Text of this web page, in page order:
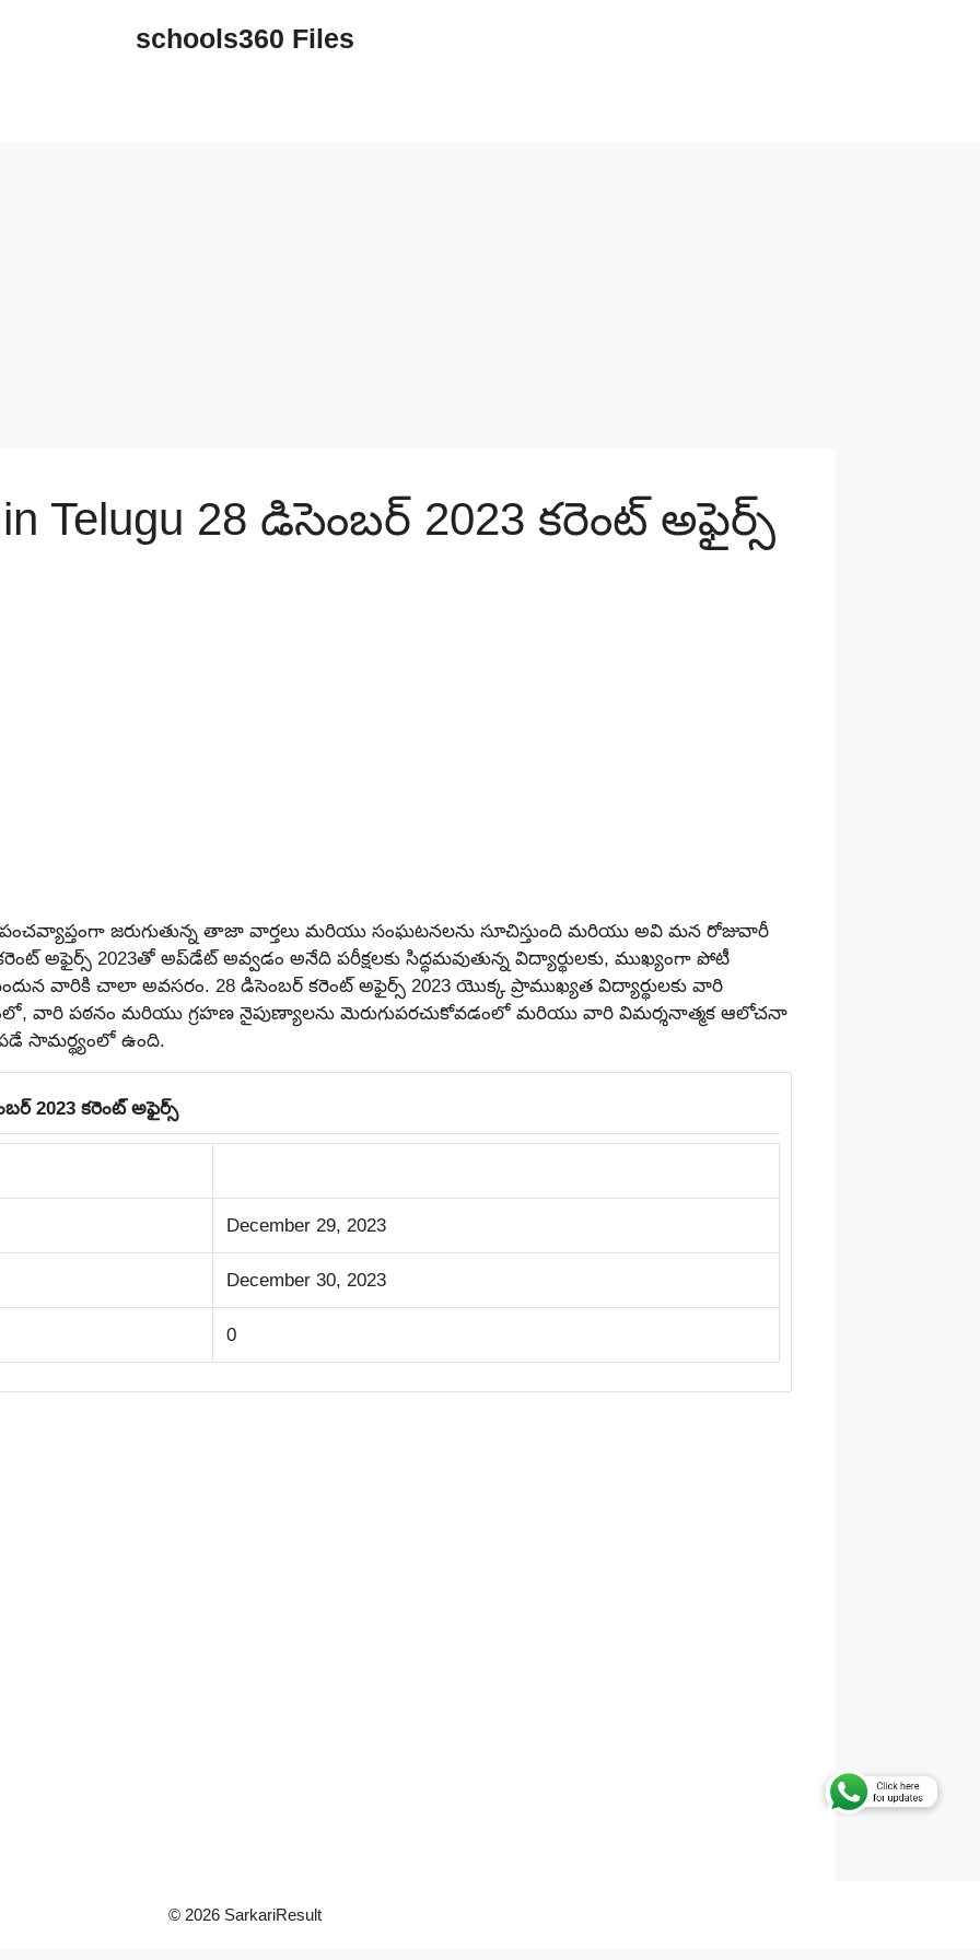
schools360 Files
in Telugu 28 డిసెంబర్ 2023 కరెంట్‌ అఫైర్స్‌
జరుగుతున్న తాజా వార్తలు మరియు సంఘటనలను సూచిస్తుంది మరియు అవి మన రోజువారీ
అఫైర్స్ 2023తో అప్‌డేట్ అవ్వడం అనేది పరీక్షలకు సిద్ధమవుతున్న విద్యార్థులకు, ముఖ్యంగా పోటీ
వారికి చాలా అవసరం. 28 డిసెంబర్ కరెంట్ అఫైర్స్ 2023 యొక్క ప్రాముఖ్యత విద్యార్థులకు వారి
వారి పఠనం మరియు గ్రహణ నైపుణ్యాలను మెరుగుపరచుకోవడంలో మరియు వారి విమర్శనాత్మక ఆలోచనా
సామర్థ్యంలో ఉంది.
2023 కరెంట్‌ అఫైర్స్‌
December 29, 2023
December 30, 2023
0
© 2026 SarkariResult